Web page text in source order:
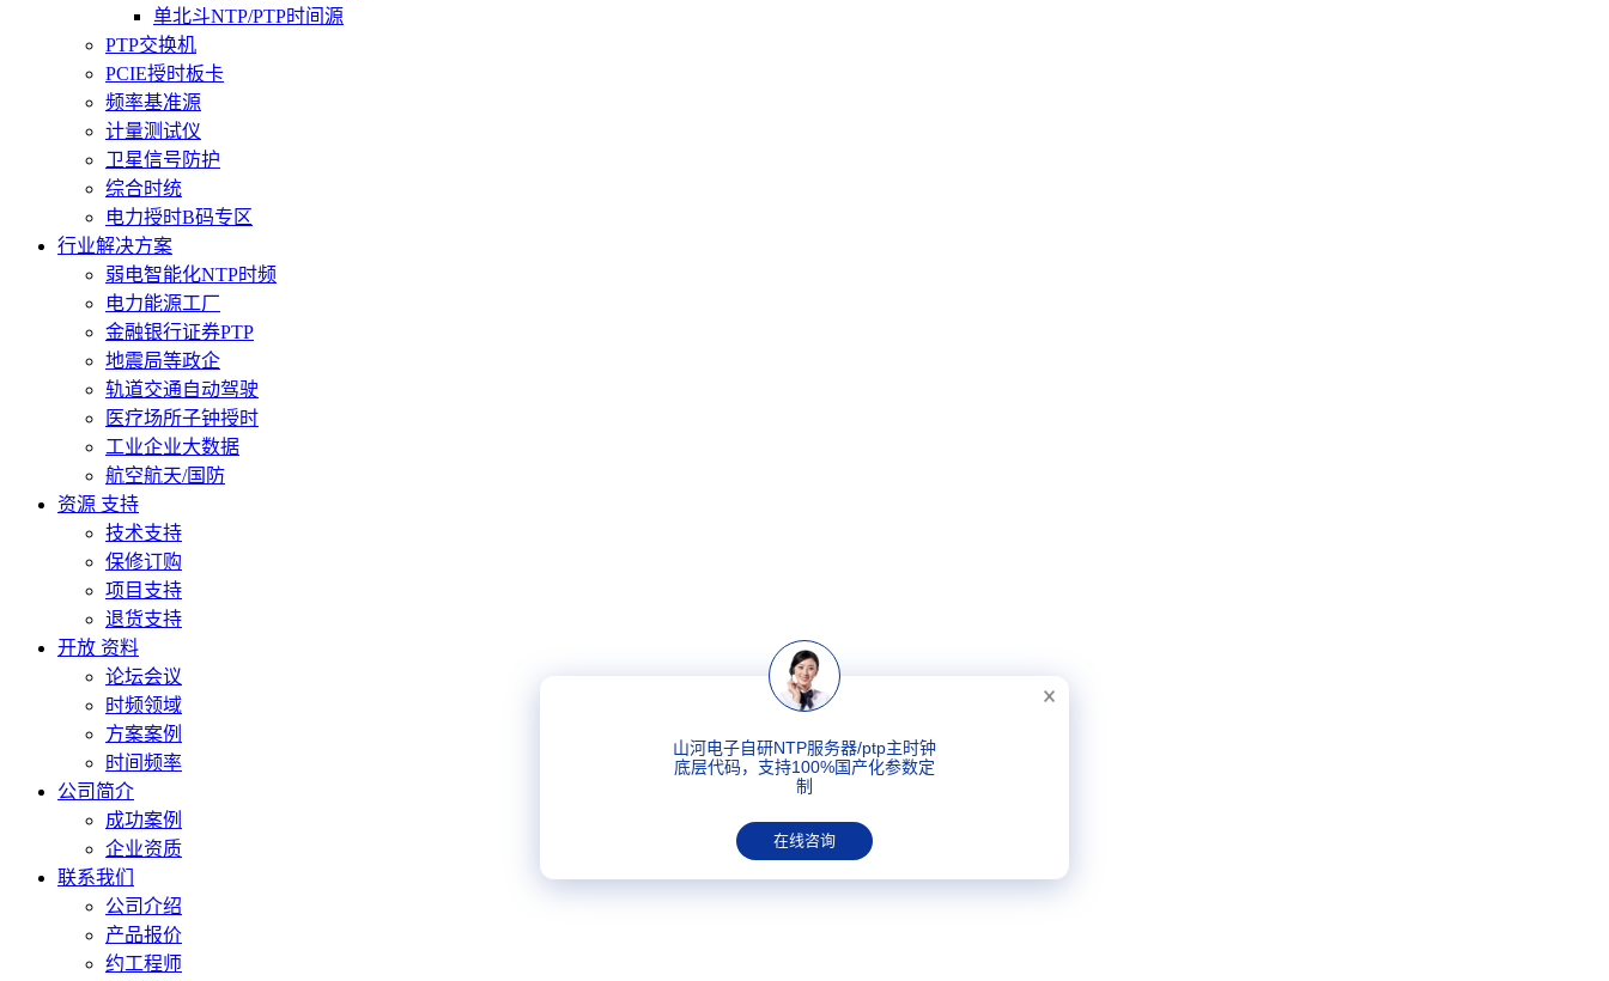
单北斗NTP/PTP时间源
PTP交换机
PCIE授时板卡
频率基准源
计量测试仪
卫星信号防护
综合时统
电力授时B码专区
行业解决方案
弱电智能化NTP时频
电力能源工厂
金融银行证券PTP
地震局等政企
轨道交通自动驾驶
医疗场所子钟授时
工业企业大数据
航空航天/国防
资源 支持
技术支持
保修订购
项目支持
退货支持
开放 资料
论坛会议
时频领域
方案案例
时间频率
公司简介
成功案例
企业资质
联系我们
公司介绍
产品报价
约工程师
山河电子自研NTP服务器/ptp主时钟
底层代码，支持100%国产化参数定
制
在线咨询